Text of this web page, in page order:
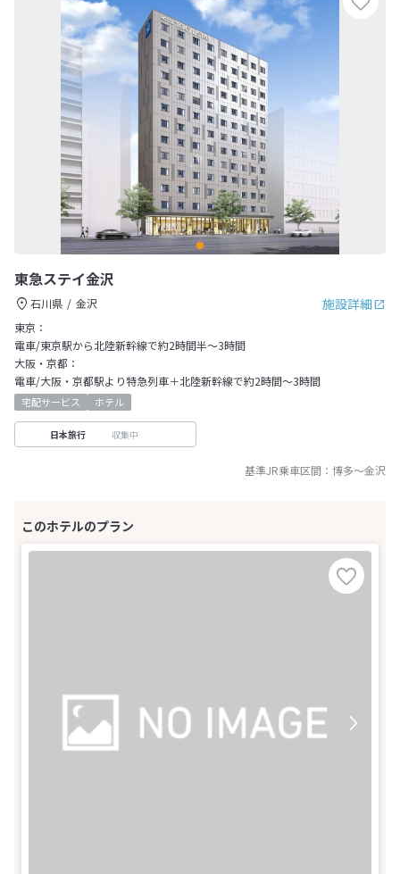
東急ステイ金沢
施設詳細
石川県
金沢
東京：
電車/東京駅から北陸新幹線で約2時間半～3時間
大阪・京都：
電車/大阪・京都駅より特急列車＋北陸新幹線で約2時間～3時間
宅配サービス ホテル
日本旅行 収集中
基準JR乗車区間： 博多～金沢